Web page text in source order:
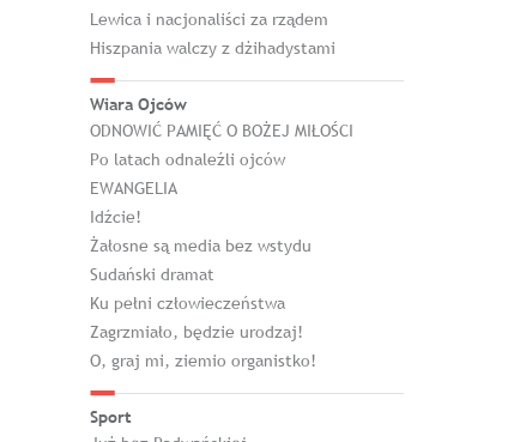
Lewica i nacjonaliści za rządem
Hiszpania walczy z dżihadystami
Wiara Ojców
ODNOWIĆ PAMIĘĆ O BOŻEJ MIŁOŚCI
Po latach odnaleźli ojców
EWANGELIA
Idźcie!
Żałosne są media bez wstydu
Sudański dramat
Ku pełni człowieczeństwa
Zagrzmiało, będzie urodzaj!
O, graj mi, ziemio organistko!
Sport